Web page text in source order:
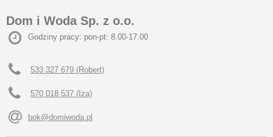
Dom i Woda Sp. z o.o.
Godziny pracy: pon-pt: 8.00-17.00
533 327 679 (Robert)
570 018 537 (Iza)
bok@domiwoda.pl